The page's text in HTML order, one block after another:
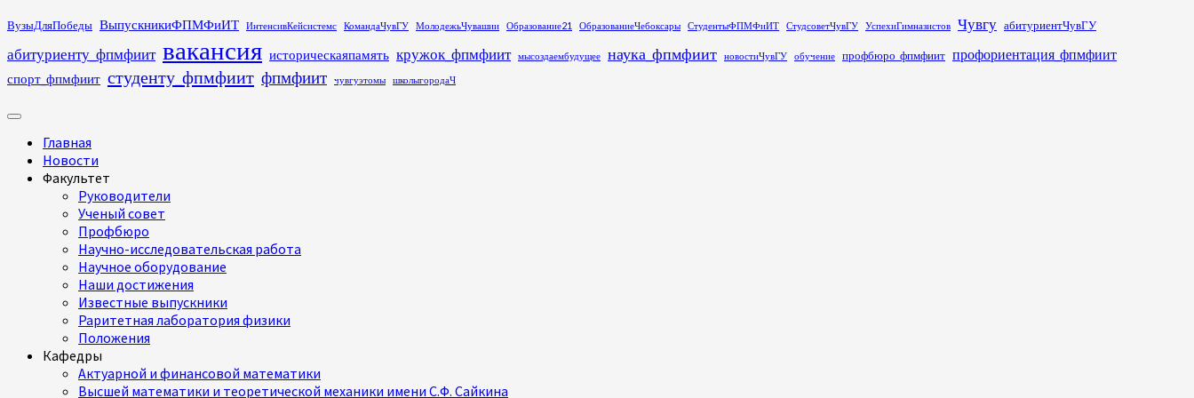
Перейти
содержимому
ВузыДляПобеды ВыпускникиФПМФиИТ ИнтенсивКейсистемс КомандаЧувГУ МолодежьЧувашии Образование21 ОбразованиеЧебоксары СтудентыФПМФиИТ СтудсоветЧувГУ УспехиГимназистов Чувгу абитуриентЧувГУ
абитуриенту_фпмфиит вакансия историческаяпамять кружок_фпмфиит мысоздаембудущее наука_фпмфиит новостиЧувГУ обучение профбюро_фпмфиит профориентация_фпмфиит
спорт_фпмфиит студенту_фпмфиит фпмфиит чувгуэтомы школыгородаЧ
Основное
Главная
Новости
Факультет
Руководители
Ученый совет
Профбюро
Научно-исследовательская работа
Научное оборудование
Наши достижения
Известные выпускники
Раритетная лаборатория физики
Положения
Кафедры
Актуарной и финансовой математики
Высшей математики и теоретической механики имени С.Ф. Сайкина